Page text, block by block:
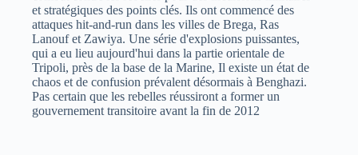
et stratégiques des points clés. Ils ont commencé des
attaques hit-and-run dans les villes de Brega, Ras
Lanouf et Zawiya. Une série d'explosions puissantes,
qui a eu lieu aujourd'hui dans la partie orientale de
Tripoli, près de la base de la Marine, Il existe un état de
chaos et de confusion prévalent désormais à Benghazi.
Pas certain que les rebelles réussiront a former un
gouvernement transitoire avant la fin de 2012